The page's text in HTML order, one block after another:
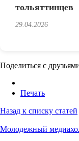
тольяттинцев
29.04.2026
Поделиться с
Печать
Назад к списку статей
Молодежный